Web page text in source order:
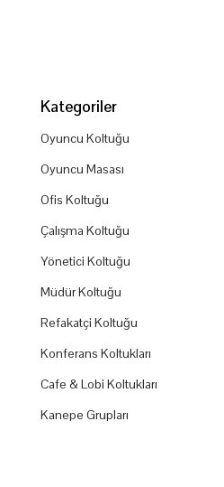
Kategoriler
Oyuncu Koltuğu
Oyuncu Masası
Ofis Koltuğu
Çalışma Koltuğu
Yönetici Koltuğu
Müdür Koltuğu
Refakatçi Koltuğu
Konferans Koltukları
Cafe & Lobi Koltukları
Kanepe Grupları